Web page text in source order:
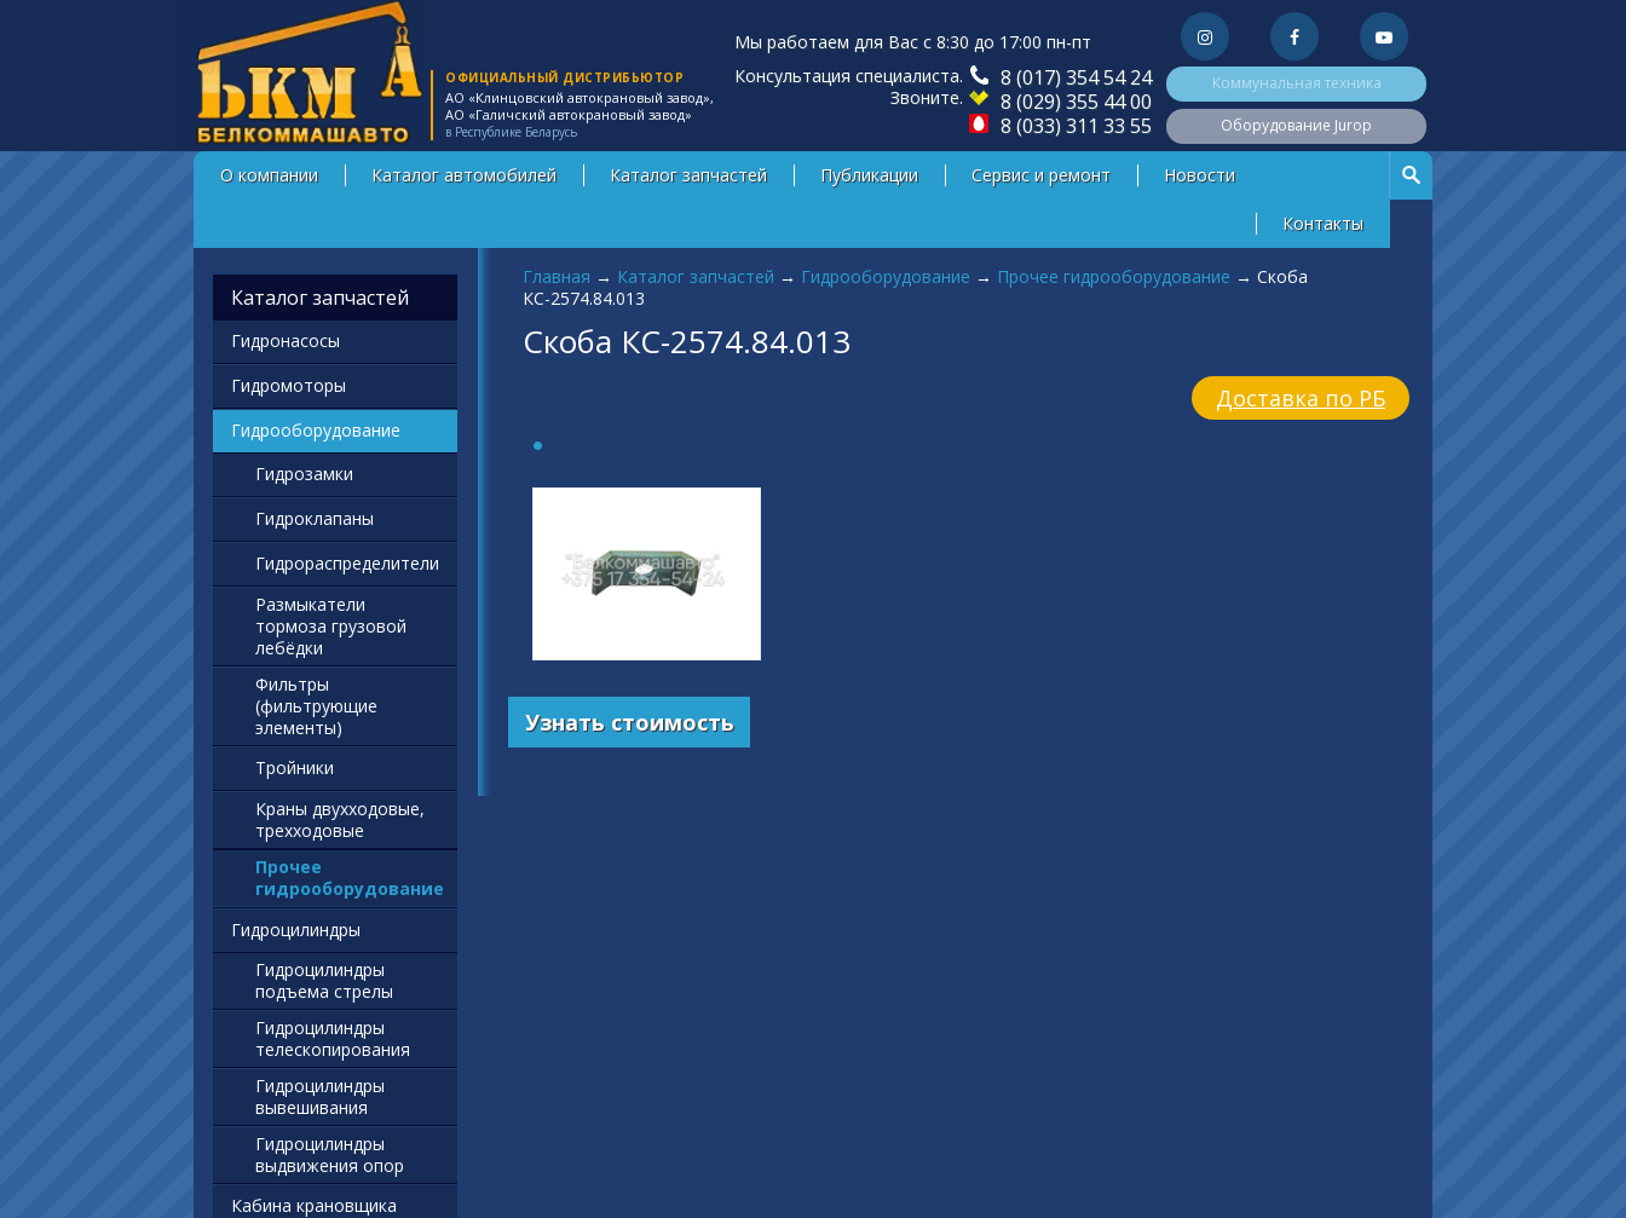
ОФИЦИАЛЬНЫЙ ДИСТРИБЬЮТОР
АО «Клинцовский автокрановый завод»,
АО «Галичский автокрановый завод»
в Республике Беларусь
Мы работаем для Вас с 8:30 до 17:00 пн-пт
Консультация специалиста.
Звоните.
8 (017) 354 54 24
8 (029) 355 44 00
8 (033) 311 33 55
Коммунальная техника
Оборудование Jurop
О компании Каталог автомобилей Каталог запчастей Публикации Сервис и ремонт Новости
Контакты
Главная → Каталог запчастей → Гидрооборудование → Прочее гидрооборудование → Скоба
КС-2574.84.013
Скоба КС-2574.84.013
Доставка по РБ
Узнать стоимость
Каталог запчастей
Гидронасосы
Гидромоторы
Гидрооборудование
Гидрозамки
Гидроклапаны
Гидрораспределители
Размыкатели
тормоза грузовой
лебёдки
Фильтры
(фильтрующие
элементы)
Тройники
Краны двухходовые,
трехходовые
Прочее
гидрооборудование
Гидроцилиндры
Гидроцилиндры
подъема стрелы
Гидроцилиндры
телескопирования
Гидроцилиндры
вывешивания
Гидроцилиндры
выдвижения опор
Кабина крановщика